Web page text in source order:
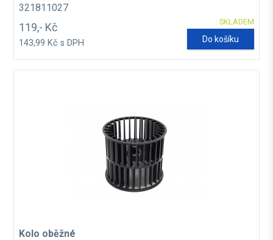
321811027
SKLADEM
119,- Kč
143,99 Kč s DPH Do košíku
Kolo oběžné